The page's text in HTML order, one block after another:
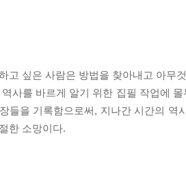
고 싶은 사람은 방법을 찾아내고 아무
사를 바르게 알기 위한 집필 작업에
들을 기록함으로써, 지나간 시간의
한 소망이다.